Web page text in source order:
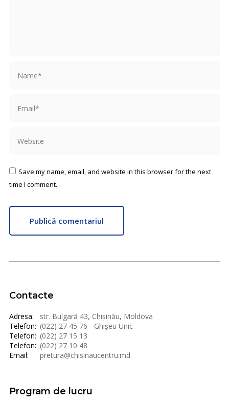
Save my name, email, and website in this browser for the next
time I comment.
Publică comentariul
Contacte
Adresa:
str. Bulgară 43, Chișinău, Moldova
Telefon: (022) 27 45 76 - Ghișeu Unic
Telefon: (022) 27 15 13
Telefon: (022) 27 10 48
Email:
pretura@chisinaucentru.md
Program de lucru